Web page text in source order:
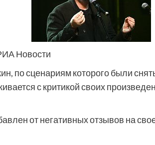
Новости
по сценариям которого были
с критикой своих
от негативных отзывов на